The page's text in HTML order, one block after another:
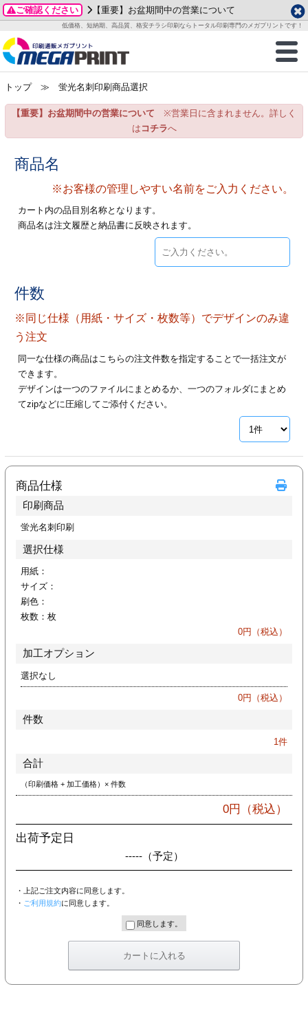
ご確認ください 【重要】お盆期間中の営業について
低価格、短納期、高品質、格安チラシ印刷ならトータル印刷専門のメガプリントです！
商品一覧
グッズ
ステッカー
ックカード印刷
業ツール印刷
ィ・販促グッズ
イズ
ご利用ガイド
お客様へ
いて
方法
/送料について
刷
カード印刷
ックカード名刺
ムカード
印刷
ー印刷
ード印刷
刷
印刷
フォルダー
ファイル印刷
印刷
加工
印刷
データ作成ガイド
成前に
ガイド
加工指示ガイド
テンプレート
ード印刷
名刺印刷
ックカード
ード印刷
刷
印刷
形マル型
印刷
名刺印刷
印刷
ムカード印刷
ード印刷
ファイル印刷
リーブ
一覧
わせ
り
プル請求
2026年 8月
月
火 水 木 金
土
3
4 5 6 7
8
15
24
25
2026年 9月
月
火 水 木 金
土
12
21
22
28
29 30
・・休業日
トップ≫ 蛍光名刺印刷商品選択
【重要】お盆期間中の営業について ※営業日に含まれません。詳しく
は コチラへ
商品名
※お客様の管理しやすい名前をご入力ください。
カート内の品目別名称となります。
商品名は注文履歴と納品書に反映されます。
件数
※同じ仕様（用紙・サイズ・枚数等）でデザインのみ違
う注文
同一な仕様の商品はこちらの注文件数を指定することで一括注文が
できます。
デザインは一つのファイルにまとめるか、一つのフォルダにまとめ
てzipなどに圧縮してご添付ください。
商品仕様
印刷商品
蛍光名刺印刷
選択仕様
用紙：
サイズ：
刷色：
枚数： 枚
0円（税込）
加工オプション
選択なし
0円（税込）
件数
1件
合計
（印刷価格 + 加工価格）× 件数
0円（税込）
出荷予定日
-----（予定）
・上記ご注文内容に同意します。
・ ご利用規約に同意します。
同意します。